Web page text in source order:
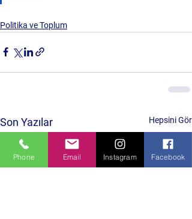
Politika ve Toplum
Son Yazılar Hepsini Gör
Phone Email Instagram Facebook